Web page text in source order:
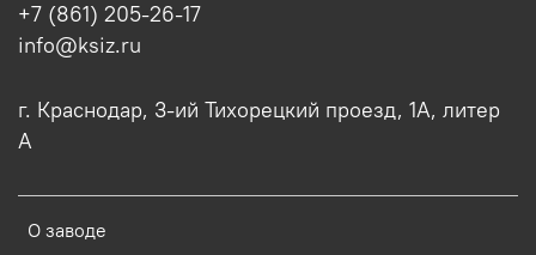
О заводе
+7 (861) 205-26-17
info@ksiz.ru
г. Краснодар, 3-ий Тихорецкий проезд, 1А, литер
А